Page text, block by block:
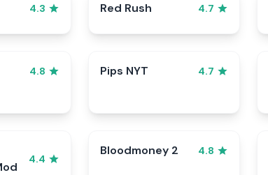
4.3 Red Rush 4.7
4.8 Pips NYT 4.7
4.4
Bloodmoney 2 4.8